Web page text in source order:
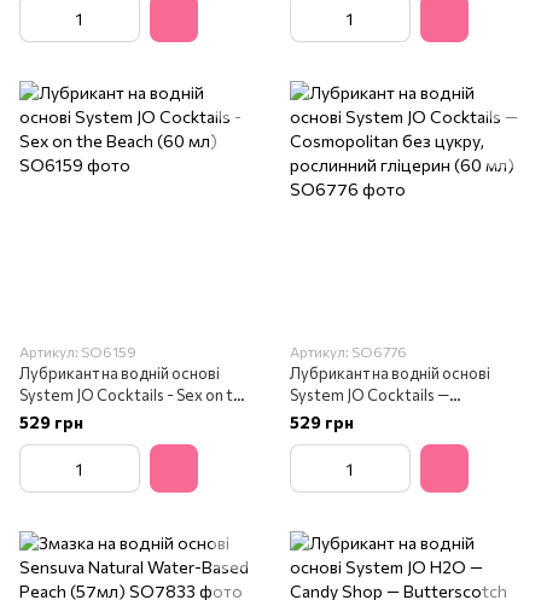
Артикул: SO6159
Лубрикант на водній основі
System JO Cocktails - Sex on the
Beach (60 мл)
529 грн
Артикул: SO6776
Лубрикант на водній основі
System JO Cocktails —
Cosmopolitan без цукру,
рослинний гліцерин (60 мл)
529 грн